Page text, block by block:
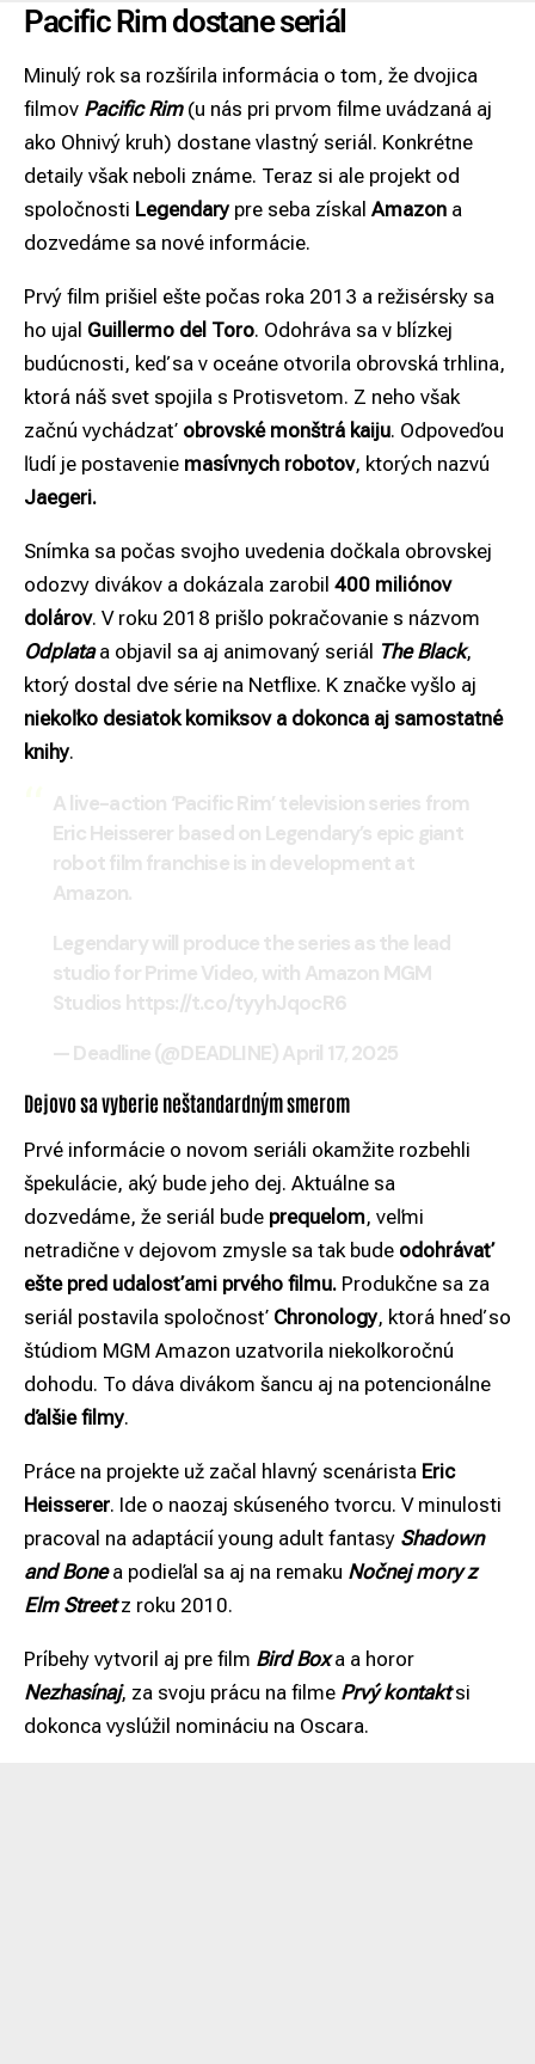
Pacific Rim dostane seriál
Minulý rok sa rozšírila informácia o tom, že dvojica
filmov Pacific Rim(u nás pri prvom filme uvádzaná aj
ako Ohnivý kruh) dostane vlastný seriál. Konkrétne
detaily však neboli známe. Teraz si ale projekt od
spoločnosti Legendary pre seba získal Amazon a
dozvedáme sa nové informácie.
Prvý film prišiel ešte počas roka 2013 a režisérsky sa
ho ujal Guillermo del Toro. Odohráva sa v blízkej
budúcnosti, keď sa v oceáne otvorila obrovská trhlina,
ktorá náš svet spojila s Protisvetom. Z neho však
začnú vychádzať obrovské monštrá kaiju. Odpoveďou
ľudí je postavenie masívnych robotov, ktorých nazvú
Jaegeri.
Snímka sa počas svojho uvedenia dočkala obrovskej
odozvy divákov a dokázala zarobil 400 miliónov
dolárov. V roku 2018 prišlo pokračovanie s názvom
Odplata a objavil sa aj animovaný seriál The Black,
ktorý dostal dve série na Netflixe. K značke vyšlo aj
niekoľko desiatok komiksov a dokonca aj samostatné
knihy.
A live-action ‘Pacific Rim’ television series from
Eric Heisserer based on Legendary’s epic giant
robot film franchise is in development at
Amazon.
Legendary will produce the series as the lead
studio for Prime Video, with Amazon MGM
Studios https://t.co/tyyhJqocR6
— Deadline (@DEADLINE)April 17, 2025
Dejovo sa vyberie neštandardným smerom
Prvé informácie o novom seriáli okamžite rozbehli
špekulácie, aký bude jeho dej. Aktuálne sa
dozvedáme, že seriál bude prequelom, veľmi
netradične v dejovom zmysle sa tak bude odohrávať
ešte pred udalosťami prvého filmu. Produkčne sa za
seriál postavila spoločnosť Chronology, ktorá hneď so
štúdiom MGM Amazon uzatvorila niekoľkoročnú
dohodu. To dáva divákom šancu aj na potencionálne
ďalšie filmy.
Práce na projekte už začal hlavný scenárista Eric
Heisserer. Ide o naozaj skúseného tvorcu. V minulosti
pracoval na adaptácií young adult fantasy Shadown
and Bonea podieľal sa aj na remaku Nočnej mory z
Elm Streetz roku 2010.
Príbehy vytvoril aj pre film Bird Boxa a horor
Nezhasínaj, za svoju prácu na filme Prvý kontaktsi
dokonca vyslúžil nomináciu na Oscara.